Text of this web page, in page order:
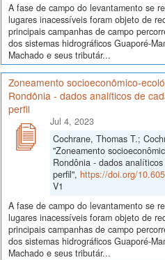
A fase de campo do levantamento se
lugares inacessíveis foram objeto de
principais campanhas de campo
dos sistemas hidrográficos Guaporé-
Machado e seus tributár...
Zoneamento socioeconômico-
Rondônia - dados analíticos de
perfil
Jul 4, 2023
Cochrane, Thomas T.;
"Zoneamento
Rondônia - dados
perfil", https://doi.org/
V1
A fase de campo do levantamento se
lugares inacessíveis foram objeto de
principais campanhas de campo
dos sistemas hidrográficos Guaporé-
Machado e seus tributár...